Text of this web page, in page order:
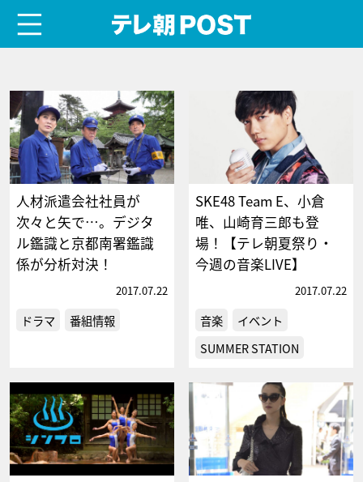
人材派遣会社社員が
次々と矢で…。デジタ
ル鑑識と京都南署鑑識
係が分析対決！
2017.07.22
ドラマ 番組情報
SKE48 Team E、小倉
唯、山崎育三郎も登
場！【テレ朝夏祭り・
今週の音楽LIVE】
2017.07.22
音楽
イベント
SUMMER STATION